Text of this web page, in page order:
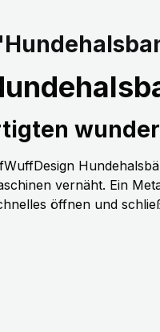
vernäht. Ein
öffnen und